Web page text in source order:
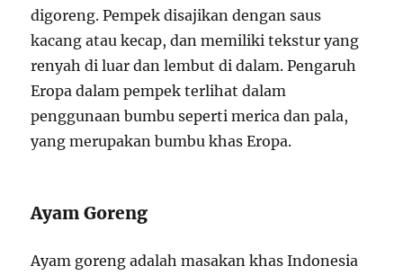
digoreng. Pempek disajikan dengan saus
kacang atau kecap, dan memiliki tekstur yang
renyah di luar dan lembut di dalam. Pengaruh
Eropa dalam pempek terlihat dalam
penggunaan bumbu seperti merica dan pala,
yang merupakan bumbu khas Eropa.
Ayam Goreng
Ayam goreng adalah masakan khas Indonesia